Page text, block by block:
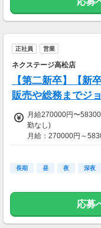
■交通費（月7万円まで
■地域給（月2万5千円
■店長能力給（月最大
ほか
＜年収例＞
◆年収1042万円（38
月給61万5000円+イン
◆年収945万円（32歳/
月給57万1000円+イン
◆年収624万円（28歳/3
正社員 営業
ネクステージ高松店
【第二新卒】【新
販売や総務までジ
月給270000円〜
勤なし)
月給：270000円～
※その他社内規定に基
※29時間を超える残業
※店舗貢献に応じて”
長期 昼 夜 深夜
応募